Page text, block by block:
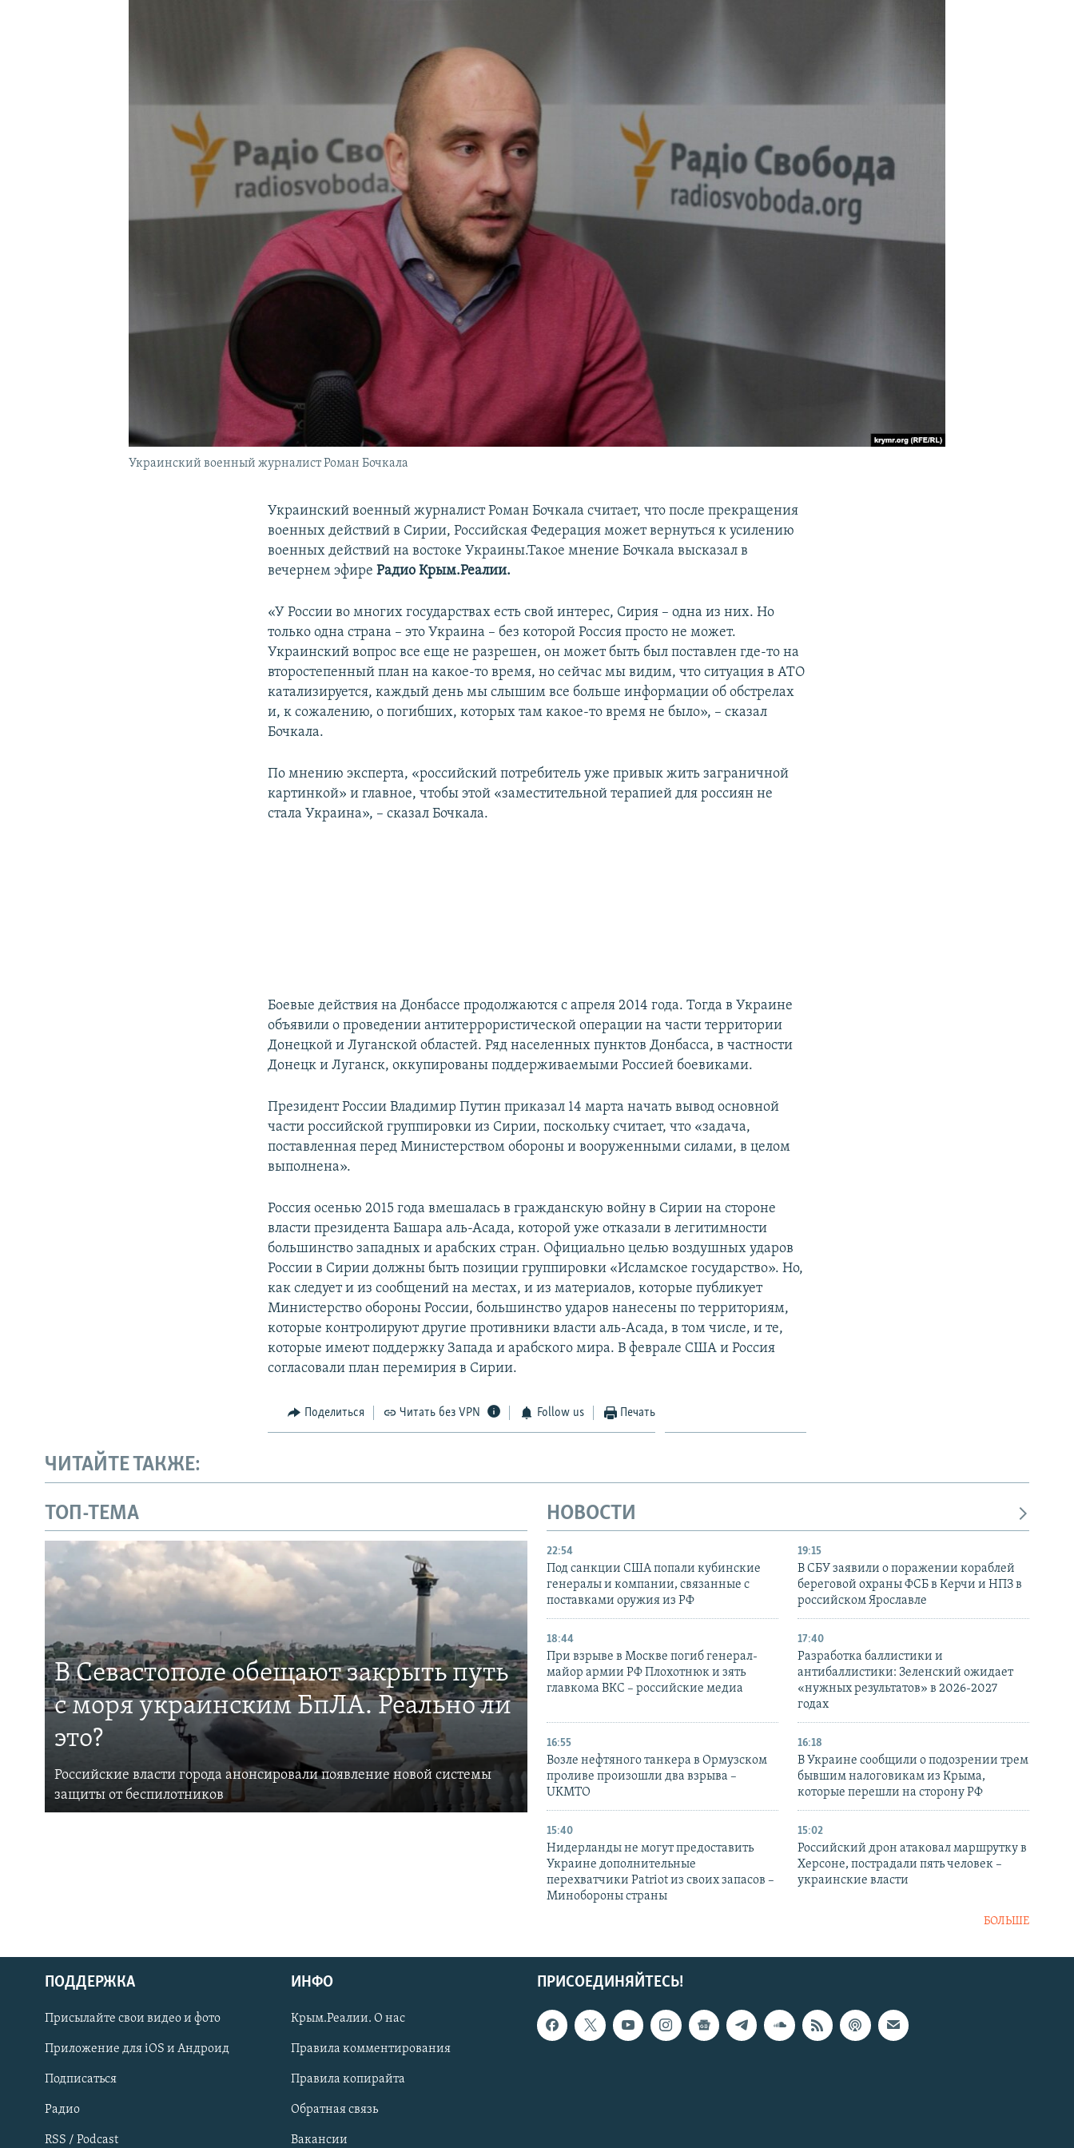
Українською
Qırımtatar
ПРИСОЕДИНЯЙТЕСЬ!
Украинский военный журналист Роман Бочкала
Украинский военный журналист Роман Бочкала считает, что после прекращения
военных действий в Сирии, Российская Федерация может вернуться к усилению
военных действий на востоке Украины.Такое мнение Бочкала высказал в
вечернем эфиреРадио Крым.Реалии.
«У России во многих государствах есть свой интерес, Сирия – одна из них. Но
только одна страна – это Украина – без которой Россия просто не может.
Украинский вопрос все еще не разрешен, он может быть был поставлен где-то на
второстепенный план на какое-то время, но сейчас мы видим, что ситуация в АТО
катализируется, каждый день мы слышим все больше информации об обстрелах
и, к сожалению, о погибших, которых там какое-то время не было», – сказал
Бочкала.
По мнению эксперта, «российский потребитель уже привык жить заграничной
картинкой» и главное, чтобы этой «заместительной терапией для россиян не
стала Украина», – сказал Бочкала.
Боевые действия на Донбассе продолжаются с апреля 2014 года. Тогда в Украине
объявили о проведении антитеррористической операции на части территории
Донецкой и Луганской областей. Ряд населенных пунктов Донбасса, в частности
Донецк и Луганск, оккупированы поддерживаемыми Россией боевиками.
Президент России Владимир Путин приказал 14 марта начать вывод основной
части российской группировки из Сирии, поскольку считает, что «задача,
поставленная перед Министерством обороны и вооруженными силами, в целом
выполнена».
Россия осенью 2015 года вмешалась в гражданскую войну в Сирии на стороне
власти президента Башара аль-Асада, которой уже отказали в легитимности
большинство западных и арабских стран. Официально целью воздушных ударов
России в Сирии должны быть позиции группировки «Исламское государство». Но,
как следует и из сообщений на местах, и из материалов, которые публикует
Министерство обороны России, большинство ударов нанесены по территориям,
которые контролируют другие противники власти аль-Асада, в том числе, и те,
которые имеют поддержку Запада и арабского мира. В феврале США и Россия
согласовали план перемирия в Сирии.
Поделиться Читать без VPN Follow us Печать
ЧИТАЙТЕ ТАКЖЕ:
ТОП-ТЕМА
В Севастополе обещают закрыть путь
с моря украинским БпЛА. Реально ли
это?
Российские власти города анонсировали появление новой системы
защиты от беспилотников
НОВОСТИ
22:54
Под санкции США попали кубинские
генералы и компании, связанные с
поставками оружия из РФ
19:15
В СБУ заявили о поражении кораблей
береговой охраны ФСБ в Керчи и НПЗ в
российском Ярославле
18:44
При взрыве в Москве погиб генерал-
майор армии РФ Плохотнюк и зять
главкома ВКС – российские медиа
17:40
Разработка баллистики и
антибаллистики: Зеленский ожидает
«нужных результатов» в 2026-2027
годах
16:55
Возле нефтяного танкера в Ормузском
проливе произошли два взрыва –
UKMTO
16:18
В Украине сообщили о подозрении трем
бывшим налоговикам из Крыма,
которые перешли на сторону РФ
15:40
Нидерланды не могут предоставить
Украине дополнительные
перехватчики Patriot из своих запасов –
Минобороны страны
15:02
Российский дрон атаковал маршрутку в
Херсоне, пострадали пять человек –
украинские власти
БОЛЬШЕ
ПРИСОЕДИНЯЙТЕСЬ!
ПОДДЕРЖКА
Присылайте свои видео и фото
Приложение для iOS и Андроид
Подписаться
Радио
RSS / Podcast
ИНФО
Крым.Реалии. О нас
Правила комментирования
Правила копирайта
Обратная связь
Вакансии